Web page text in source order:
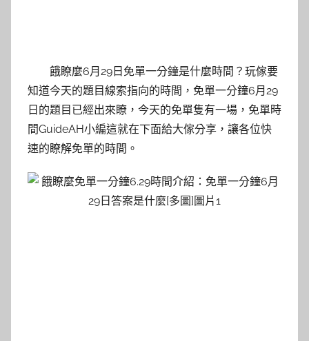
餓瞭麼6月29日免單一分鐘是什麼時間？玩傢要
知道今天的題目線索指向的時間，免單一分鐘6月29
日的題目已經出來瞭，今天的免單隻有一場，免單時
間GuideAH小編這就在下面給大傢分享，讓各位快
速的瞭解免單的時間。